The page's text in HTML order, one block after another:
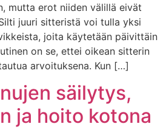
mutta erot niiden välillä eivät
juuri sitteristä voi tulla yksi
joita käytetään päivittäin
on se, ettei oikean sitterin
arvoituksena. Kun […]
säilytys,
ja hoito kotona